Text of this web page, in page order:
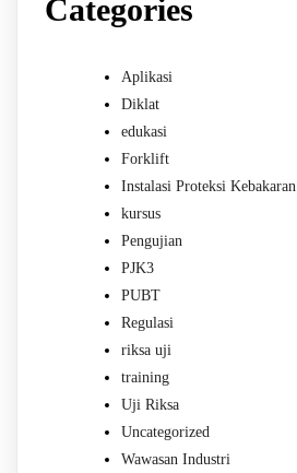
Categories
Aplikasi
Diklat
edukasi
Forklift
Instalasi Proteksi Kebakaran
kursus
Pengujian
PJK3
PUBT
Regulasi
riksa uji
training
Uji Riksa
Uncategorized
Wawasan Industri